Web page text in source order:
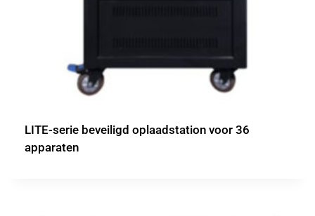
LITE-serie beveiligd oplaadstation voor 36
apparaten